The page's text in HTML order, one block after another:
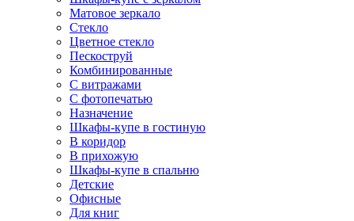
Матовое зеркало
Стекло
Цветное стекло
Пескоструй
Комбинированные
С витражами
С фотопечатью
Назначение
Шкафы-купе в гостиную
В коридор
В прихожую
Шкафы-купе в спальню
Детские
Офисные
Для книг